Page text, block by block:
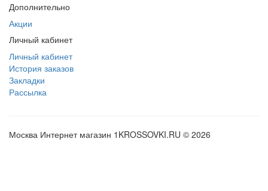
Дополнительно
Акции
Личный кабинет
Личный кабинет
История заказов
Закладки
Рассылка
Москва Интернет магазин 1KROSSOVKI.RU © 2026